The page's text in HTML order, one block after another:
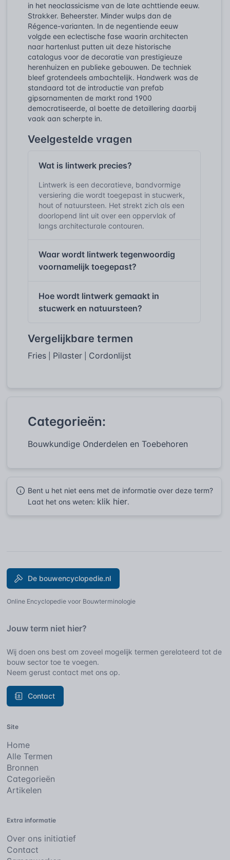
in het neoclassicisme van de late achttiende eeuw.
Strakker. Beheerster. Minder wulps dan de
Régence-varianten. In de negentiende eeuw
volgde een eclectische fase waarin architecten
naar hartenlust putten uit deze historische
catalogus voor de decoratie van prestigieuze
herenhuizen en publieke gebouwen. De techniek
bleef grotendeels ambachtelijk. Handwerk was de
standaard tot de introductie van prefab
gipsornamenten de markt rond 1900
democratiseerde, al boette de detaillering daarbij
vaak aan scherpte in.
Veelgestelde vragen
Wat is lintwerk precies?
Lintwerk is een decoratieve, bandvormige
versiering die wordt toegepast in stucwerk,
hout of natuursteen. Het strekt zich als een
doorlopend lint uit over een oppervlak of
langs architecturale contouren.
Waar wordt lintwerk tegenwoordig
voornamelijk toegepast?
Hoe wordt lintwerk gemaakt in
stucwerk en natuursteen?
Vergelijkbare termen
Fries Pilaster Cordonlijst
Categorieën:
Bouwkundige Onderdelen en Toebehoren
Bent u het niet eens met de informatie over deze term?
Laat het ons weten: klik hier.
De bouwencyclopedie.nl
Online Encyclopedie voor Bouwterminologie
Jouw term niet hier?
Wij doen ons best om zoveel mogelijk termen gerelateerd tot de
bouw sector toe te voegen.
Neem gerust contact met ons op.
Contact
Site
Home
Alle Termen
Bronnen
Categorieën
Artikelen
Extra informatie
Over ons initiatief
Contact